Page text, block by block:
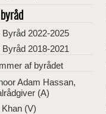
2022-2025
2018-2021
af byrådet
Adam Hassan,
(A)
(V)